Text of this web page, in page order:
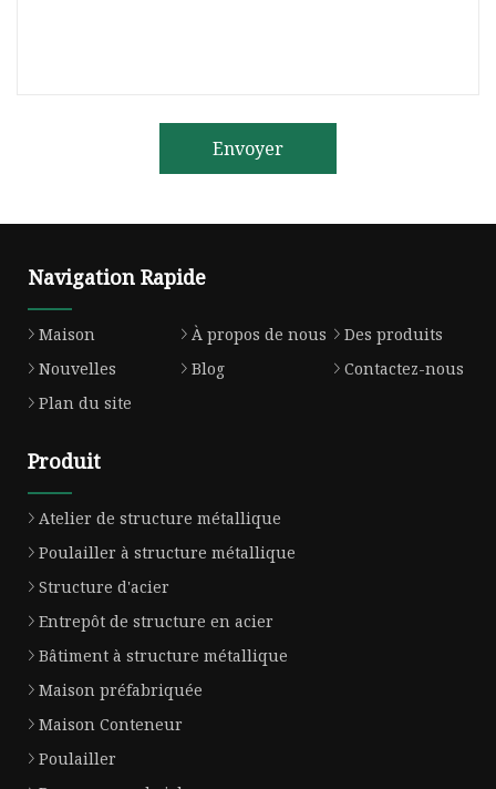
Envoyer
Navigation Rapide
Maison À propos de nous
Des produits
Nouvelles
Blog
Contactez-nous
Plan du site
Produit
Atelier de structure métallique
Poulailler à structure métallique
Structure d'acier
Entrepôt de structure en acier
Bâtiment à structure métallique
Maison préfabriquée
Maison Conteneur
Poulailler